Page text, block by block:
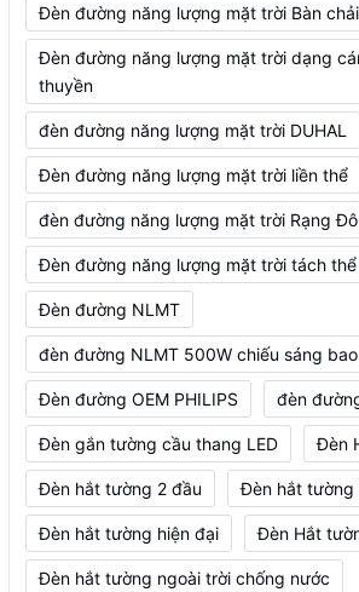
Đèn đường năng lượng mặt trời Bàn
Đèn đường năng lượng mặt trời dạng
thuyền
đèn đường năng lượng mặt trời DUHAL
Đèn đường năng lượng mặt trời liền thể
đèn đường năng lượng mặt trời Rạng
Đèn đường năng lượng mặt trời tách thể
Đèn đường NLMT
đèn đường NLMT 500W chiếu sáng
Đèn đường OEM PHILIPS đèn
Đèn gắn tường cầu thang LED Đèn
Đèn hắt tường 2 đầu Đèn hắt tường
Đèn hắt tường hiện đại Đèn Hắt
Đèn hắt tường ngoài trời chống nước